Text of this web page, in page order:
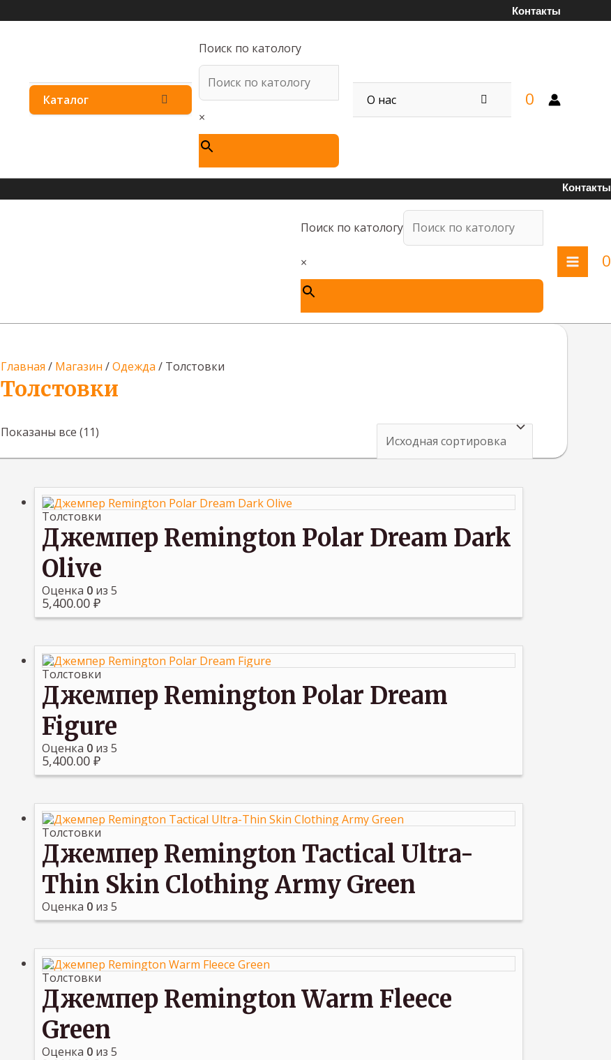
Контакты
Каталог ПЕРЕКЛЮЧАТЕЛЬ
МЕНЮ
Поиск по катологу
×
О нас ПЕРЕКЛЮЧАТЕЛЬ
0
Контакты
Поиск по катологу
×
MAIN
0
Главная / Магазин /Одежда / Толстовки
Толстовки
Показаны все (11)
Толстовки
Джемпер Remington Polar Dream Dark
Olive
Оценка 0 из 5
5,400.00₽
Толстовки
Джемпер Remington Polar Dream
Figure
Оценка 0 из 5
5,400.00₽
Толстовки
Джемпер Remington Tactical Ultra-
Thin Skin Clothing Army Green
Оценка 0 из 5
Толстовки
Джемпер Remington Warm Fleece
Green
Оценка 0 из 5